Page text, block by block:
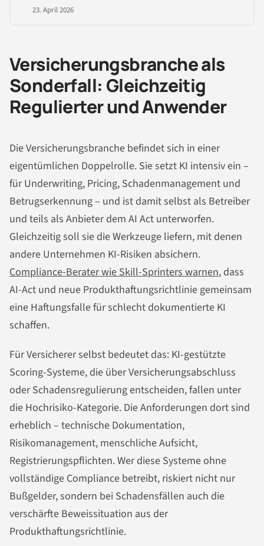
23. April 2026
Versicherungsbranche als
Sonderfall: Gleichzeitig
Regulierter und Anwender
Die Versicherungsbranche befindet sich in einer
eigentümlichen Doppelrolle. Sie setzt KI intensiv ein –
für Underwriting, Pricing, Schadenmanagement und
Betrugserkennung – und ist damit selbst als Betreiber
und teils als Anbieter dem AI Act unterworfen.
Gleichzeitig soll sie die Werkzeuge liefern, mit denen
andere Unternehmen KI-Risiken absichern.
Compliance-Berater wie Skill-Sprinters warnen, dass
AI-Act und neue Produkthaftungsrichtlinie gemeinsam
eine Haftungsfalle für schlecht dokumentierte KI
schaffen.
Für Versicherer selbst bedeutet das: KI-gestützte
Scoring-Systeme, die über Versicherungsabschluss
oder Schadensregulierung entscheiden, fallen unter
die Hochrisiko-Kategorie. Die Anforderungen dort sind
erheblich – technische Dokumentation,
Risikomanagement, menschliche Aufsicht,
Registrierungspflichten. Wer diese Systeme ohne
vollständige Compliance betreibt, riskiert nicht nur
Bußgelder, sondern bei Schadensfällen auch die
verschärfte Beweissituation aus der
Produkthaftungsrichtlinie.